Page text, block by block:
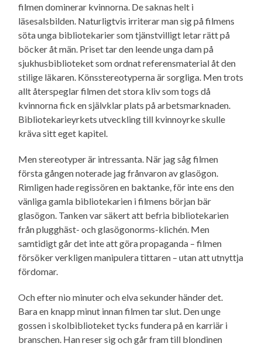
filmen dominerar kvinnorna. De saknas helt i
läsesalsbilden. Naturligtvis irriterar man sig på filmens
söta unga bibliotekarier som tjänstvilligt letar rätt på
böcker åt män. Priset tar den leende unga dam på
sjukhusbiblioteket som ordnat referensmaterial åt den
stilige läkaren. Könsstereotyperna är sorgliga. Men trots
allt återspeglar filmen det stora kliv som togs då
kvinnorna fick en självklar plats på arbetsmarknaden.
Bibliotekarieyrkets utveckling till kvinnoyrke skulle
kräva sitt eget kapitel.
Men stereotyper är intressanta. När jag såg filmen
första gången noterade jag frånvaron av glasögon.
Rimligen hade regissören en baktanke, för inte ens den
vänliga gamla bibliotekarien i filmens början bär
glasögon. Tanken var säkert att befria bibliotekarien
från plugghäst- och glasögonorms-klichén. Men
samtidigt går det inte att göra propaganda – filmen
försöker verkligen manipulera tittaren – utan att utnyttja
fördomar.
Och efter nio minuter och elva sekunder händer det.
Bara en knapp minut innan filmen tar slut. Den unge
gossen i skolbiblioteket tycks fundera på en karriär i
branschen. Han reser sig och går fram till blondinen